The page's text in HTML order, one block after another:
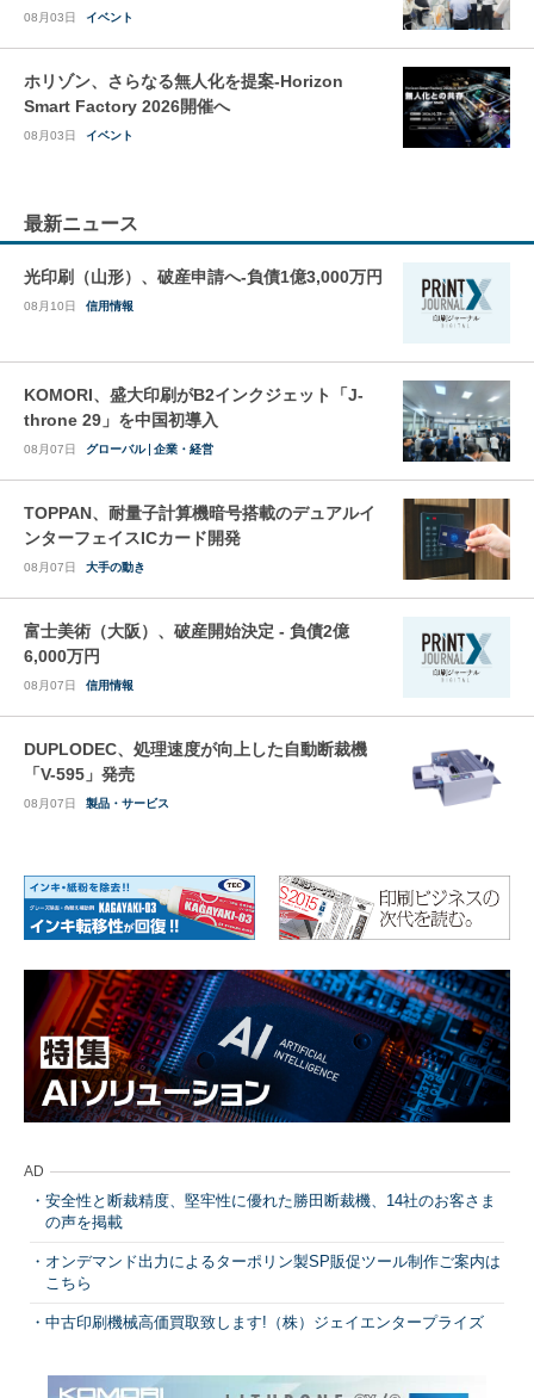
08月03日 イベント
ホリゾン、さらなる無人化を提案-Horizon
Smart Factory 2026開催へ
08月03日 イベント
最新ニュース
光印刷（山形）、破産申請へ-負債1億3,000万円
08月10日 信用情報
KOMORI、盛大印刷がB2インクジェット「J-
throne 29」を中国初導入
08月07日 グローバル 企業・経営
TOPPAN、耐量子計算機暗号搭載のデュアルイ
ンターフェイスICカード開発
08月07日 大手の動き
富士美術（大阪）、破産開始決定 - 負債2億
6,000万円
08月07日 信用情報
DUPLODEC、処理速度が向上した自動断裁機
「V-595」発売
08月07日 製品・サービス
AD
安全性と断裁精度、堅牢性に優れた勝田断裁機、14社のお客さま
の声を掲載
オンデマンド出力によるターポリン製SP販促ツール制作ご案内は
こちら
中古印刷機械高価買取致します!（株）ジェイエンタープライズ